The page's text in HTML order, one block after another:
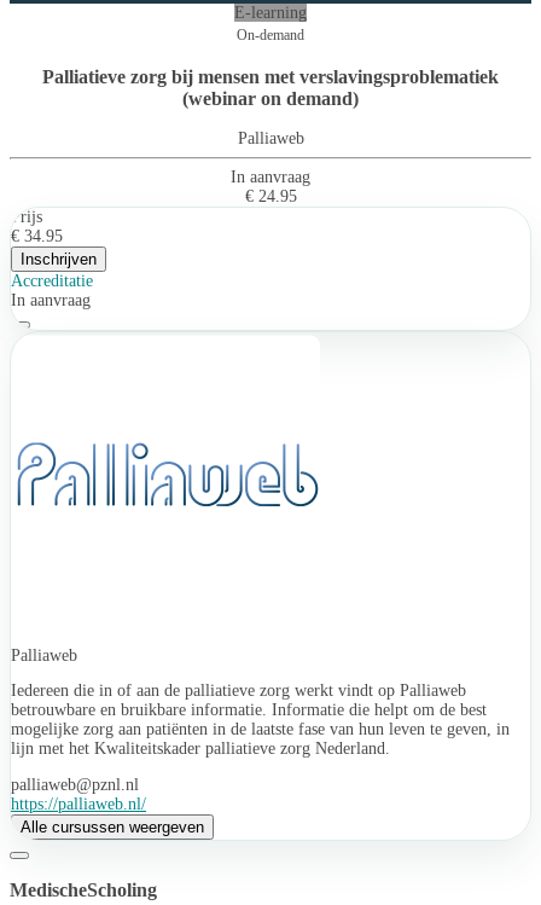
E-learning
On-demand
Palliatieve zorg bij mensen met verslavingsproblematiek
(webinar on demand)
Palliaweb
In aanvraag
€ 24.95
Prijs
€ 34.95
Inschrijven
Accreditatie
In aanvraag
Palliaweb
Iedereen die in of aan de palliatieve zorg werkt vindt op Palliaweb
betrouwbare en bruikbare informatie. Informatie die helpt om de best
mogelijke zorg aan patiënten in de laatste fase van hun leven te geven, in
lijn met het Kwaliteitskader palliatieve zorg Nederland.
palliaweb@pznl.nl
https://palliaweb.nl/
Alle cursussen weergeven
MedischeScholing